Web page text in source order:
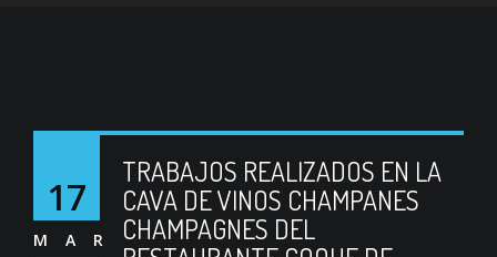
17
MAR
TRABAJOS REALIZADOS EN LA
CAVA DE VINOS CHAMPANES
CHAMPAGNES DEL